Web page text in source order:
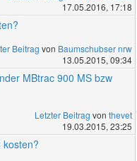
17.05.2016, 17:18
Beitrag von Baumschubser nrw
13.05.2015, 09:34
MBtrac 900 MS bzw
Letzter Beitrag von thevet
19.03.2015, 23:25
kosten?